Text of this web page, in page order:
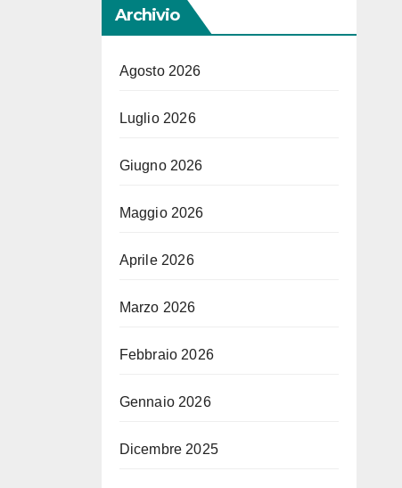
Archivio
Agosto 2026
Luglio 2026
Giugno 2026
Maggio 2026
Aprile 2026
Marzo 2026
Febbraio 2026
Gennaio 2026
Dicembre 2025